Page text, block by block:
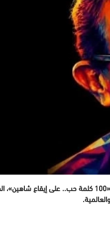
في خطوة جديدة للاحتفاء برموز السينما المصرية، أطلق المركز القومي للسينما، البوستر